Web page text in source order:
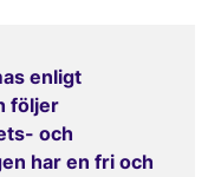
enligt
följer
och
har en fri och